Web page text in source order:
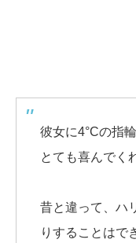
彼女に4°Cの指
とても喜んでく
昔と違って、ハ
りすることはで